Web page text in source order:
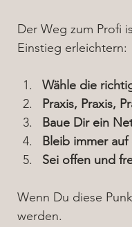
Der Weg zum Profi
Einstieg erleichtern:
Wähle die
Praxis, Praxis,
Baue Dir ein
Bleib immer
Sei offen und
Wenn Du diese
werden.